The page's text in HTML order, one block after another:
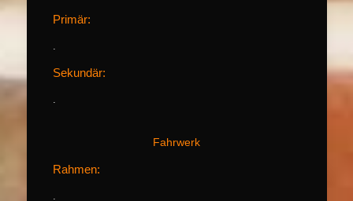
Primär:
.
Sekundär:
.
Fahrwerk
Rahmen:
.